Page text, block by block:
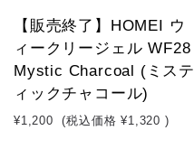
【販売終了】HOMEI ウ
ィークリージェル WF28
Mystic Charcoal (ミステ
ィックチャコール)
¥1,200 (税込価格 ¥1,320 )